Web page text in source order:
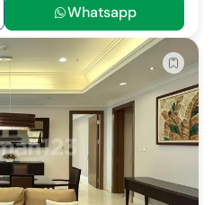
Whatsapp